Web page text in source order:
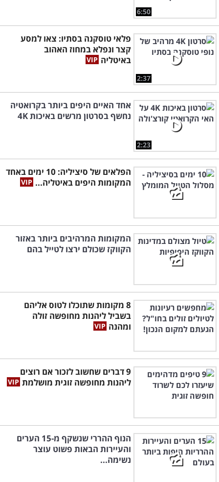
6:50
2:37
פלאי טוסקנה בסתיו: צאו למסע
קצר ונפלא במחוז האהוב
באיטליה
2:23
אחד האיים היפים ביותר בקרואטיה
נחשף בסרטון מרשים באיכות 4K
הפלאים של סיציליה: 10 ימים באחד
המקומות היפים באיטליה...
המקומות המרהיבים ביותר באזור
הקווקז שכולם ירצו לטייל בהם
8 מקומות שתוכלו לטוס אליהם
בשביל ליהנות מחופשה זולה
ומהנה
9 דברים שחשוב לזכור אם רוצים
ליהנות מחופשה זוגית מושלמת
הנוף ההררי שנשקף מ-15 הערים
והעיירות הבאות פשוט עוצר
נשימה...